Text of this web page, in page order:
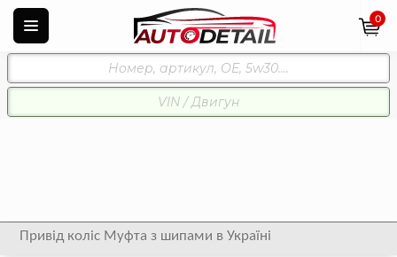
0
Привід коліс Муфта з шипами в Україні